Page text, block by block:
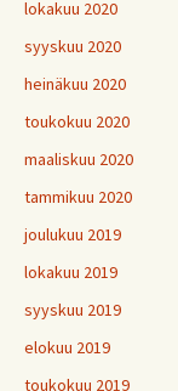
lokakuu 2020
syyskuu 2020
heinäkuu 2020
toukokuu 2020
maaliskuu 2020
tammikuu 2020
joulukuu 2019
lokakuu 2019
syyskuu 2019
elokuu 2019
toukokuu 2019